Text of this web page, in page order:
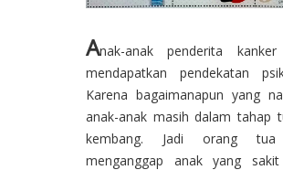
Anak-anak penderita
mendapatkan pendekatan
Karena bagaimanapun yang
anak-anak masih dalam tahap
kembang. Jadi orang
menganggap anak yang